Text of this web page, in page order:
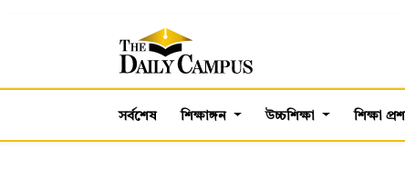
সর্বশেষ শিক্ষাঙ্গন উচ্চশিক্ষা শিক্ষা